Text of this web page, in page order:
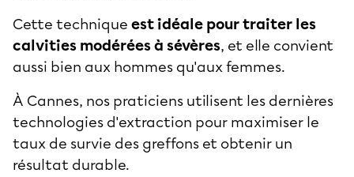
Cette technique est idéale pour traiter les
calvities modérées à sévères, et elle convient
aussi bien aux hommes qu'aux femmes.
À Cannes, nos praticiens utilisent les dernières
technologies d'extraction pour maximiser le
taux de survie des greffons et obtenir un
résultat durable.